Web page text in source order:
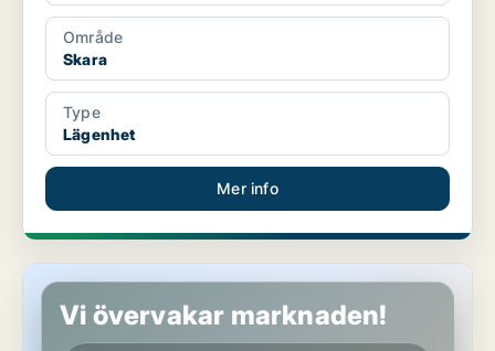
Område
Skara
Type
Lägenhet
Mer info
Lägenhet i Skara
Vi övervakar marknaden!